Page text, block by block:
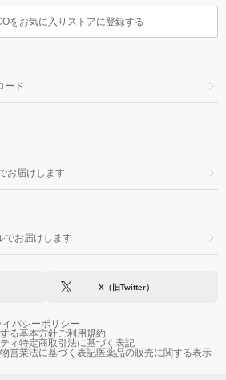
をお気に入りストアに登録する
ード
お届けします
でお届けします
X（旧Twitter）
バシーポリシー
る基本方針ご利用規約
ィ特定商取引法に基づく表記
営業法に基づく表記医薬品の販売に関する表示